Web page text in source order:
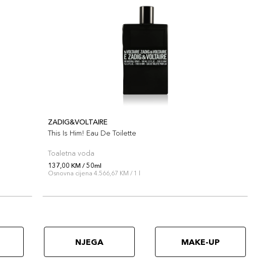
ZADIG&VOLTAIRE
This Is Him! Eau De Toilette
Toaletna voda
137,00 KM / 50ml
Osnovna cijena 4.566,67 KM / 1 l
NJEGA MAKE-UP